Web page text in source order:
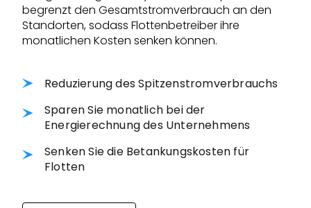
begrenzt den Gesamtstromverbrauch an den
Standorten, sodass Flottenbetreiber ihre
monatlichen Kosten senken können.
Reduzierung des Spitzenstromverbrauchs
Sparen Sie monatlich bei der
Energierechnung des Unternehmens
Senken Sie die Betankungskosten für
Flotten